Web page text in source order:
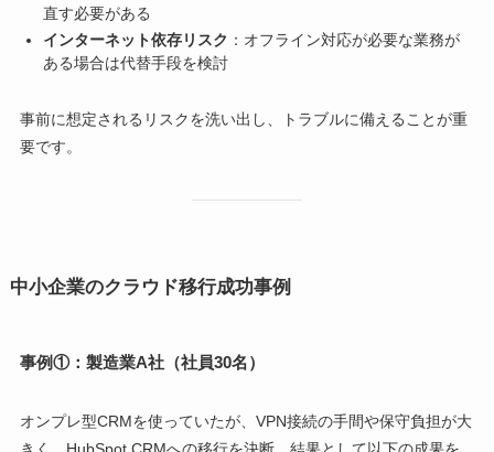
直す必要がある
インターネット依存リスク ：オフライン対応が必要な業務が
ある場合は代替手段を検討
事前に想定されるリスクを洗い出し、トラブルに備えることが重
要です。
中小企業のクラウド移行成功事例
事例①：製造業A社（社員30名）
オンプレ型CRMを使っていたが、VPN接続の手間や保守負担が大